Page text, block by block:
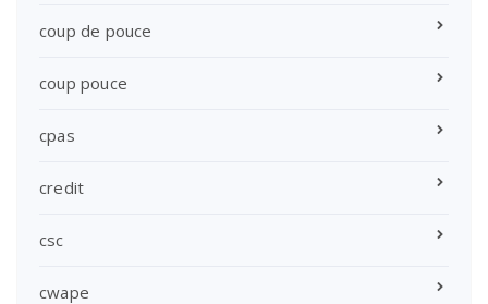
coup de pouce
coup pouce
cpas
credit
csc
cwape